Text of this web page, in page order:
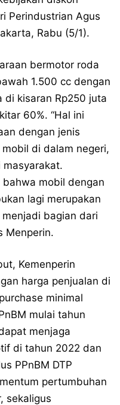
Perindustrian Agus
Rabu (5/1).
bermotor roda
1.500 cc dengan
di kisaran Rp250 juta
60%. “Hal ini
dengan jenis
di dalam negeri,
mobil dengan
lagi merupakan
bagian dari
Menperin.
Kemenperin
harga penjualan di
minimal
mulai tahun
menjaga
di tahun 2022 dan
PPnBM DTP
pertumbuhan
sekaligus